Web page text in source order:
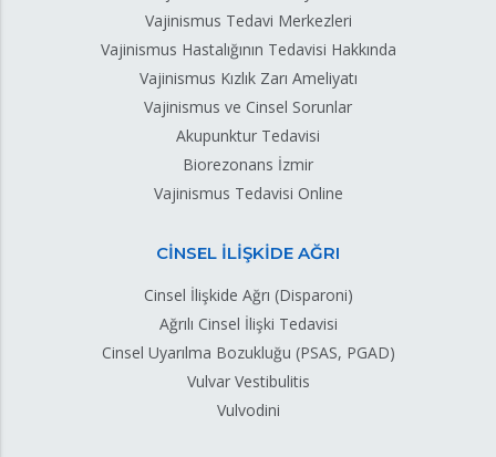
Vajinismus Tedavi Merkezleri
Vajinismus Hastalığının Tedavisi Hakkında
Vajinismus Kızlık Zarı Ameliyatı
Vajinismus ve Cinsel Sorunlar
Akupunktur Tedavisi
Biorezonans İzmir
Vajinismus Tedavisi Online
CİNSEL İLİŞKİDE AĞRI
Cinsel İlişkide Ağrı (Disparoni)
Ağrılı Cinsel İlişki Tedavisi
Cinsel Uyarılma Bozukluğu (PSAS, PGAD)
Vulvar Vestibulitis
Vulvodini